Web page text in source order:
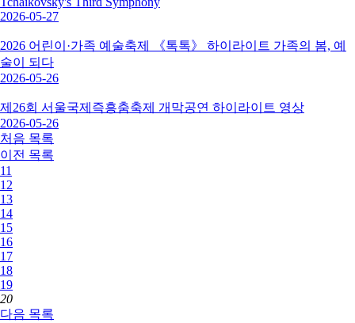
2026-05-27
2026 어린이·가족 예술축제 《톡톡》 하이라이트 가족의 봄, 예
술이 되다
2026-05-26
제26회 서울국제즉흥춤축제 개막공연 하이라이트 영상
2026-05-26
처음 목록
이전 목록
11
12
13
14
15
16
17
18
19
20
다음 목록